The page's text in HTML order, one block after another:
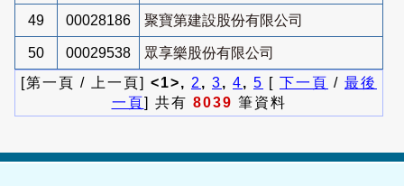
49 00028186 聚寶第建設股份有限公司
50 00029538
眾享樂股份有限公司
[第一頁 / 上一頁] <1>, 2 , 3, 4, 5 [ 下一頁 / 最後
一頁] 共有 8039 筆資料